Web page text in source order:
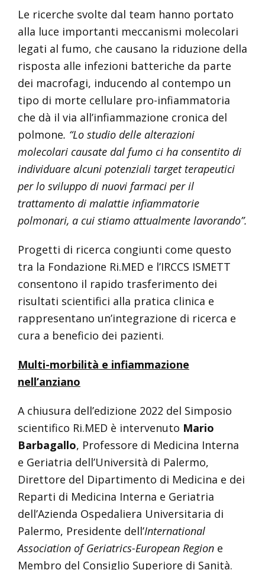
Le ricerche svolte dal team hanno portato
alla luce importanti meccanismi molecolari
legati al fumo, che causano la riduzione della
risposta alle infezioni batteriche da parte
dei macrofagi, inducendo al contempo un
tipo di morte cellulare pro-infiammatoria
che dà il via all’infiammazione cronica del
polmone. “Lo studio delle alterazioni
molecolari causate dal fumo ci ha consentito di
individuare alcuni potenziali target terapeutici
per lo sviluppo di nuovi farmaci per il
trattamento di malattie infiammatorie
polmonari, a cui stiamo attualmente lavorando”.
Progetti di ricerca congiunti come questo
tra la Fondazione Ri.MED e l’IRCCS ISMETT
consentono il rapido trasferimento dei
risultati scientifici alla pratica clinica e
rappresentano un’integrazione di ricerca e
cura a beneficio dei pazienti.
Multi-morbilità e infiammazione
nell’anziano
A chiusura dell’edizione 2022 del Simposio
scientifico Ri.MED è intervenuto Mario
Barbagallo, Professore di Medicina Interna
e Geriatria dell’Università di Palermo,
Direttore del Dipartimento di Medicina e dei
Reparti di Medicina Interna e Geriatria
dell’Azienda Ospedaliera Universitaria di
Palermo, Presidente dell’International
Association of Geriatrics-European Region e
Membro del Consiglio Superiore di Sanità.